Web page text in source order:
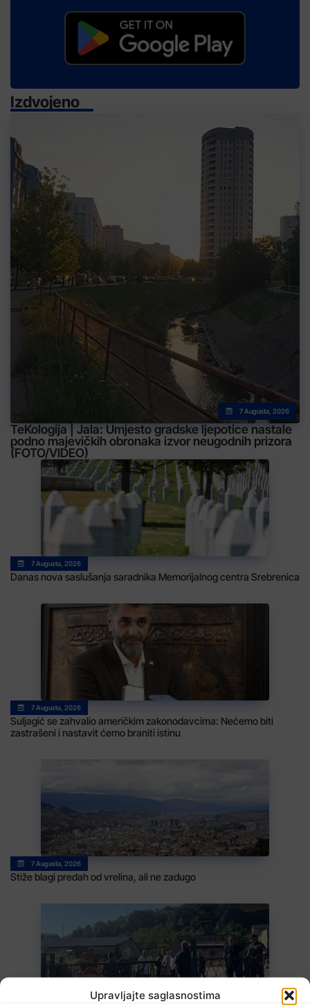
Upravljajte saglasnostima
Izdvojeno
7 Augusta, 2026
TeKologija | Jala: Umjesto gradske ljepotice nastale
podno majevičkih obronaka izvor neugodnih prizora
(FOTO/VIDEO)
7 Augusta, 2026
Danas nova saslušanja saradnika Memorijalnog centra Srebrenica
7 Augusta, 2026
Suljagić se zahvalio američkim zakonodavcima: Nećemo biti
zastrašeni i nastavit ćemo braniti istinu
7 Augusta, 2026
Stiže blagi predah od vrelina, ali ne zadugo